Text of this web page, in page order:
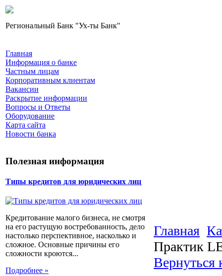
Региональный Банк "Ух-ты Банк"
Главная
Информация о банке
Частным лицам
Корпоративным клиентам
Вакансии
Раскрытие информации
Вопросы и Ответы
Оборудование
Карта сайта
Новости банка
Полезная информация
Типы кредитов для юридических лиц
Кредитование малого бизнеса, не смотря
на его растущую востребованность, дело
настолько перспективное, насколько и
сложное. Основные причины его
сложности кроются...
Подробнее »
Главная
Практик